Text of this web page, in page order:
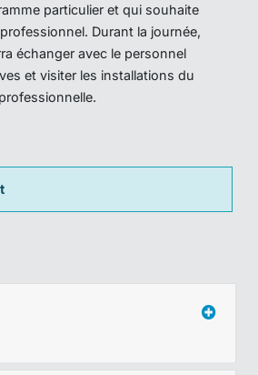
particulier et qui souhaite
Durant la journée,
échanger avec le personnel
et visiter les installations du